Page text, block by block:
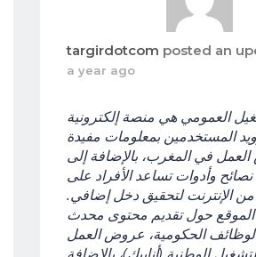
targirdotcom posted an
a year ago
العمومي هي منصة إلكترونية
المستخدمين بمعلومات مفيدة
في المغرب، بالإضافة إلى
نصائح وأدوات تساعد الأفراد على
من الإنترنت لتحقيق دخل إضافي.
الموقع حول تقديم محتوى محدث
الحكومية، عروض العمل